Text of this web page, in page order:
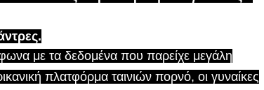
με τα δεδομένα που παρείχε μεγάλη
πλατφόρμα ταινιών πορνό, οι γυναίκες